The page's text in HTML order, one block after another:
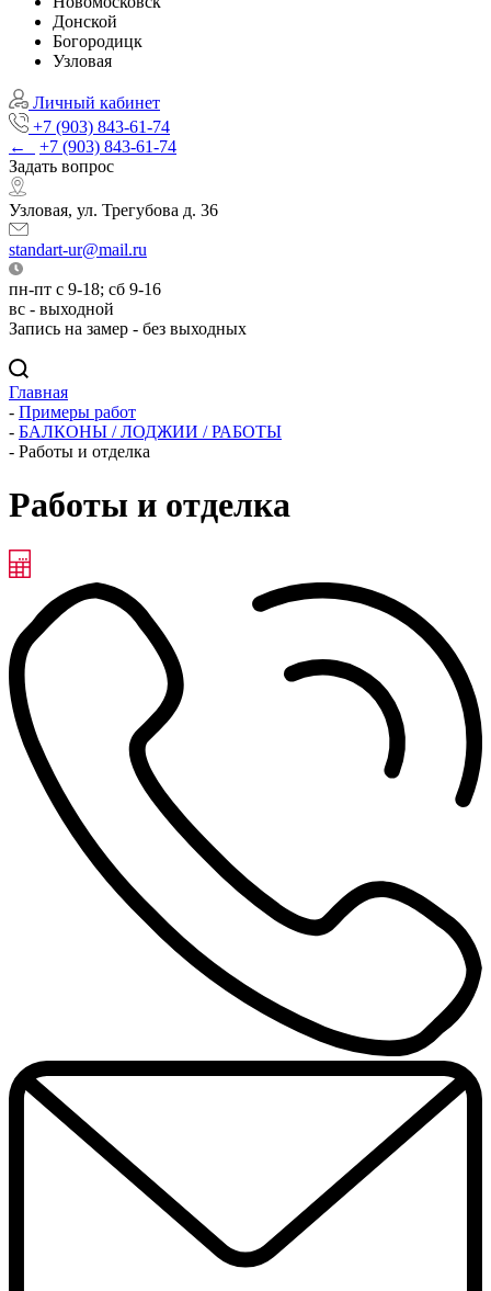
Донской
Богородицк
Узловая
Личный кабинет
+7 (903) 843-61-74
←
+7 (903) 843-61-74
Задать вопрос
Узловая, ул. Трегубова д. 36
standart-ur@mail.ru
пн-пт с 9-18; сб 9-16
вс - выходной
Запись на замер - без выходных
Главная
- Примеры работ
- БАЛКОНЫ / ЛОДЖИИ / РАБОТЫ
- Работы и отделка
Работы и отделка